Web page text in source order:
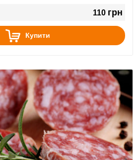
110 грн
Купити